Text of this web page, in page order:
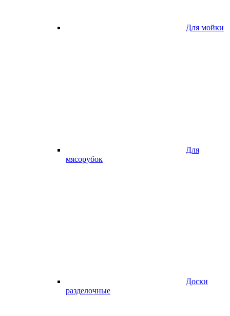
Для мойки
Для
мясорубок
Доски
разделочные